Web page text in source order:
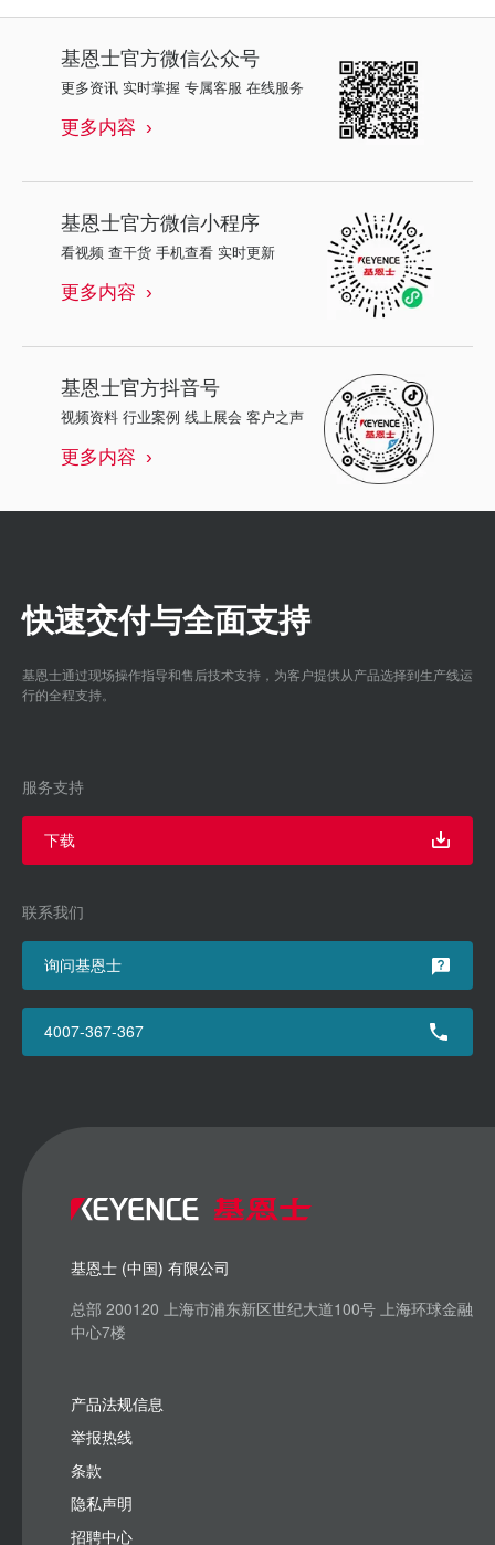
基恩士官方微信公众号
更多资讯 实时掌握 专属客服 在线服务
更多内容
基恩士官方微信小程序
看视频 查干货 手机查看 实时更新
更多内容
基恩士官方抖音号
视频资料 行业案例 线上展会 客户之声
更多内容
快速交付与全面支持
基恩士通过现场操作指导和售后技术支持，为客户提供从产品选择到生产线运
行的全程支持。
服务支持
下载
联系我们
询问基恩士
4007-367-367
基恩士 (中国) 有限公司
总部 200120 上海市浦东新区世纪大道100号 上海环球金融
中心7楼
产品法规信息
举报热线
条款
隐私声明
招聘中心